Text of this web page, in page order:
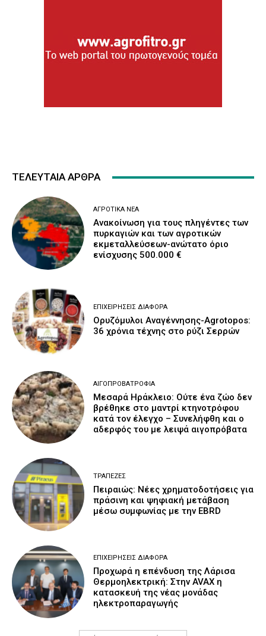
ΤΕΛΕΥΤΑΙΑ ΑΡΘΡΑ
ΑΓΡΟΤΙΚΆ ΝΈΑ
Ανακοίνωση για τους πληγέντες των
πυρκαγιών και των αγροτικών
εκμεταλλεύσεων-ανώτατο όριο
ενίσχυσης 500.000 €
ΕΠΙΧΕΙΡΉΣΕΙΣ ΔΙΆΦΟΡΑ
Ορυζόμυλοι Αναγέννησης-Agrotopos:
36 χρόνια τέχνης στο ρύζι Σερρών
ΑΙΓΟΠΡΟΒΑΤΡΟΦΊΑ
Μεσαρά Ηράκλειο: Ούτε ένα ζώο δεν
βρέθηκε στο μαντρί κτηνοτρόφου
κατά τον έλεγχο – Συνελήφθη και ο
αδερφός του με λειψά αιγοπρόβατα
ΤΡΆΠΕΖΕΣ
Πειραιώς: Νέες χρηματοδοτήσεις για
πράσινη και ψηφιακή μετάβαση
μέσω συμφωνίας με την EBRD
ΕΠΙΧΕΙΡΉΣΕΙΣ ΔΙΆΦΟΡΑ
Προχωρά η επένδυση της Λάρισα
Θερμοηλεκτρική: Στην AVAX η
κατασκευή της νέας μονάδας
ηλεκτροπαραγωγής